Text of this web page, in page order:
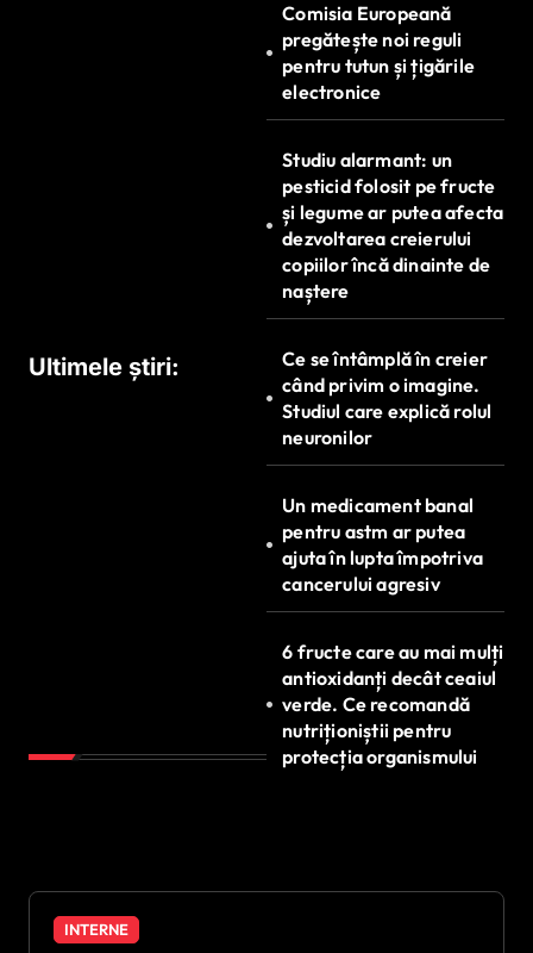
Ultimele știri:
Comisia Europeană
pregătește noi reguli
pentru tutun și țigările
electronice
Studiu alarmant: un
pesticid folosit pe fructe
și legume ar putea afecta
dezvoltarea creierului
copiilor încă dinainte de
naștere
Ce se întâmplă în creier
când privim o imagine.
Studiul care explică rolul
neuronilor
Un medicament banal
pentru astm ar putea
ajuta în lupta împotriva
cancerului agresiv
6 fructe care au mai mulți
antioxidanți decât ceaiul
verde. Ce recomandă
nutriționiștii pentru
protecția organismului
INTERNE